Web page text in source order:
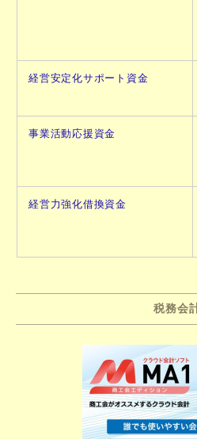
経営安定化サポート資金
事業活動応援資金
経営力強化借換資金
税務会